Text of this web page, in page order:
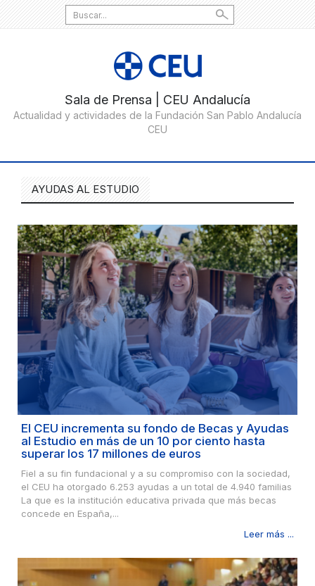
Search
for:
AYUDAS AL ESTUDIO
El CEU incrementa su fondo de Becas y Ayudas
al Estudio en más de un 10 por ciento hasta
superar los 17 millones de euros
Fiel a su fin fundacional y a su compromiso con la sociedad,
el CEU ha otorgado 6.253 ayudas a un total de 4.940 familias
La que es la institución educativa privada que más becas
concede en España,...
Leer más ...